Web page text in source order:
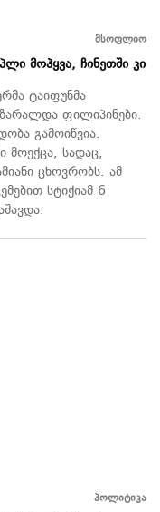
მსოფლიო
მოჰყვა, ჩინეთში კი
ტაიფუნმა
ფილიპინები.
გამოიწვია.
მოექცა, სადაც,
ცხოვრობს. ამ
სტიქიამ 6
პოლიტიკა